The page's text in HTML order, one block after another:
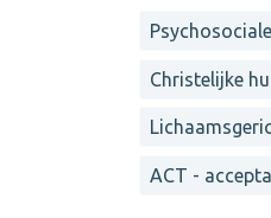
Christelijke
ACT -